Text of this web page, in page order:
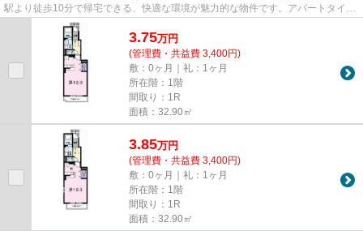
駅より徒歩10分で帰宅できる、快適な環境が魅力的な物件です。アパートタイプ
のお部屋です。どういった物...
3.75万円
(管理費・共益費 3,400円)
敷：0ヶ月｜礼：1ヶ月
所在階：1階
間取り：1R
面積：32.90㎡
3.85万円
(管理費・共益費 3,400円)
敷：0ヶ月｜礼：1ヶ月
所在階：1階
間取り：1R
面積：32.90㎡